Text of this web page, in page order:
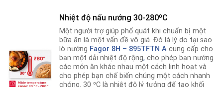
Nhiệt độ nấu nướng 30-280ºC
Một người trợ giúp phổ quát khi chuẩn bị một
bữa ăn là một vấn đề vô giá. Đó là lý do tại sao
lò nướng Fagor 8H – 895TFTN A cung cấp cho
bạn một dải nhiệt độ rộng, cho phép bạn nướng
các món ăn khác nhau một cách linh hoạt và
cho phép bạn chế biến chúng một cách nhanh
chóng. 30 ⁰C là nhiệt độ lý tưởng để tạo khối